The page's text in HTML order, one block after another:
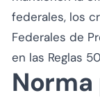
federales, los
Federales de
en las Reglas
Norma